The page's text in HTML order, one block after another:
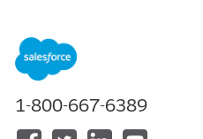
können.
Siehe auch
Optionale Abdeckungsregeln
1-800-667-6389